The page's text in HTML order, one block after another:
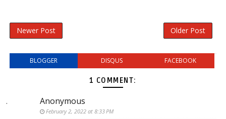
Newer Post Older Post
BLOGGER DISQUS FACEBOOK
1 COMMENT:
Anonymous
February 2, 2022 at 8:33 PM